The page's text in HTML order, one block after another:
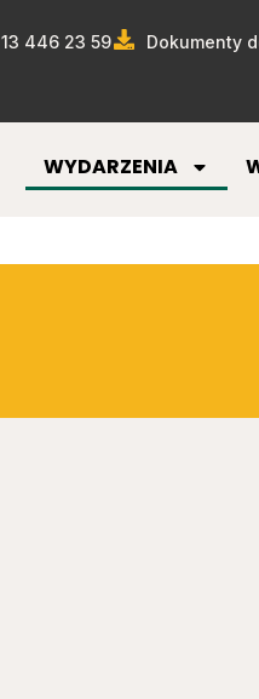
13 446 23 59 Dokumenty
WYDARZENIA